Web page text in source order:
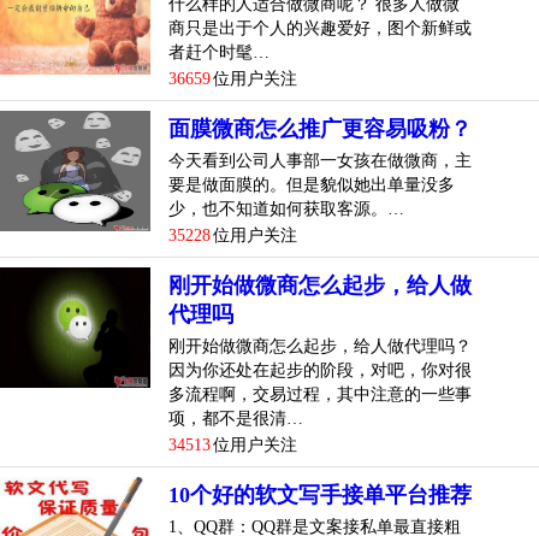
什么样的人适合做微商呢？ 很多人做微
商只是出于个人的兴趣爱好，图个新鲜或
者赶个时髦…
36659位用户关注
面膜微商怎么推广更容易吸粉？
今天看到公司人事部一女孩在做微商，主
要是做面膜的。但是貌似她出单量没多
少，也不知道如何获取客源。…
35228位用户关注
刚开始做微商怎么起步，给人做
代理吗
刚开始做微商怎么起步，给人做代理吗？
因为你还处在起步的阶段，对吧，你对很
多流程啊，交易过程，其中注意的一些事
项，都不是很清…
34513位用户关注
10个好的软文写手接单平台推荐
1、QQ群：QQ群是文案接私单最直接粗